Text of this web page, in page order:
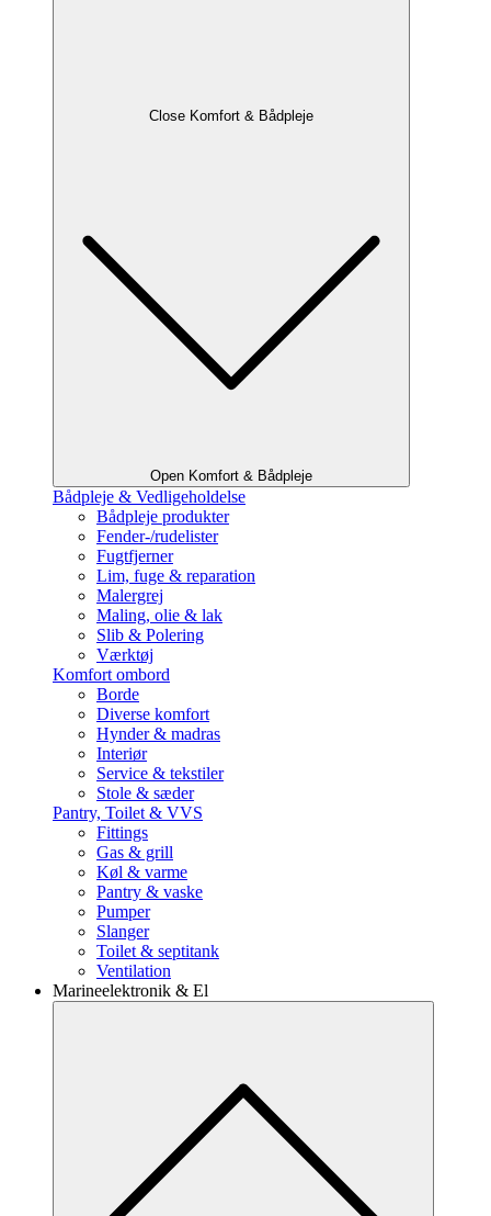
Close Komfort & Bådpleje
Open Komfort & Bådpleje
Bådpleje & Vedligeholdelse
Bådpleje produkter
Fender-/rudelister
Fugtfjerner
Lim, fuge & reparation
Malergrej
Maling, olie & lak
Slib & Polering
Værktøj
Komfort ombord
Borde
Diverse komfort
Hynder & madras
Interiør
Service & tekstiler
Stole & sæder
Pantry, Toilet & VVS
Fittings
Gas & grill
Køl & varme
Pantry & vaske
Pumper
Slanger
Toilet & septitank
Ventilation
Marineelektronik & El